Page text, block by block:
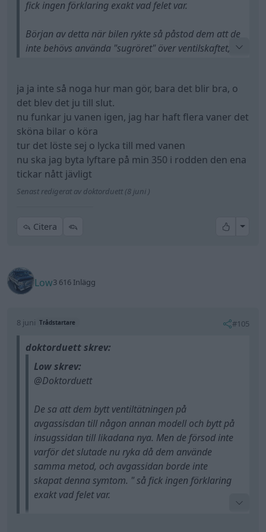
fick ingen förklaring exakt vad felet var.
Början av detta när bilen rykte så påstod dem att de
inte behövs använda "sugröret" över ventilskaftet,
tätningarna under ventilkåporna så ändra samma
person sig och påstod att dom användt "sugröret".
Så min gissning är att dem använde sugröret nu i
efterhand, men svårt att erkänna att problemet var
där.
Jag säger inte att det absolut inte går att göra utan
tryckluft/snöre metoden. Tanke på att cheva small
tredje metod?..
tillverkarna/haynes boken, andra större guides från
youtube. Det kanske finns guides på detta men
ja ja inte så noga hur man gör, bara det blir bra, o
det blev det ju till slut.
nu funkar ju vanen igen, jag har haft flera vaner det
sköna bilar o köra
tur det löste sej o lycka till med vanen
nu ska jag byta lyftare på min 350 i rodden den ena
tickar nått jävligt
Senast redigerat av doktorduett (8 juni )
Citera All
Low3 616 Inlägg
8 juni Trådstartare #105
doktorduett skrev:
Low skrev:
@Doktorduett
De sa att dem bytt ventiltätningen på
avgassisdan till någon annan modell och bytt på
insugssidan till likadana nya. Men de försod inte
varför det slutade nu ryka då dem använde
samma metod, och avgassidan borde inte
skapat denna symtom. " så fick ingen förklaring
exakt vad felet var.